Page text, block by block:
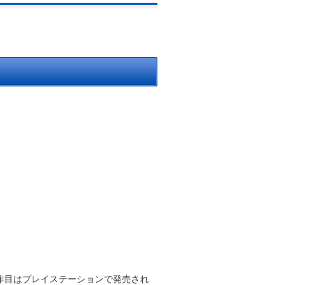
はプレイステーションで発売され